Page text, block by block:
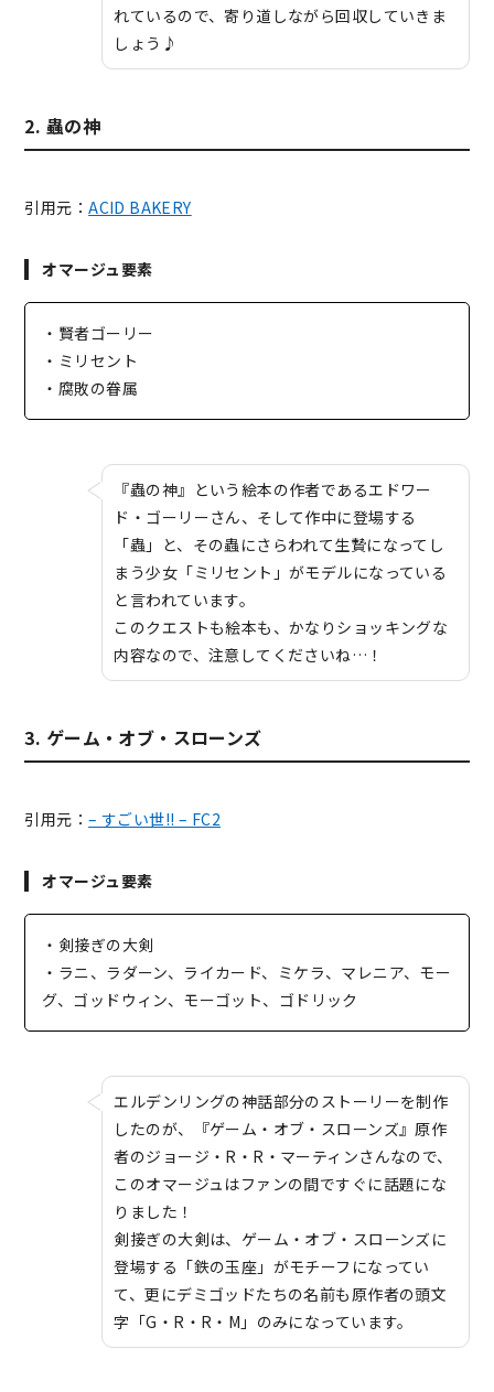
れているので、寄り道しながら回収していきま
しょう♪
2. 蟲の神
引用元：ACID BAKERY
オマージュ要素
・賢者ゴーリー
・ミリセント
・腐敗の眷属
『蟲の神』という絵本の作者であるエドワー
ド・ゴーリーさん、そして作中に登場する
「蟲」と、その蟲にさらわれて生贄になってし
まう少女「ミリセント」がモデルになっている
と言われています。
このクエストも絵本も、かなりショッキングな
内容なので、注意してくださいね…！
3. ゲーム・オブ・スローンズ
引用元：– すごい世!! – FC2
オマージュ要素
・剣接ぎの大剣
・ラニ、ラダーン、ライカード、ミケラ、マレニア、モー
グ、ゴッドウィン、モーゴット、ゴドリック
エルデンリングの神話部分のストーリーを制作
したのが、『ゲーム・オブ・スローンズ』原作
者のジョージ・R・R・マーティンさんなので、
このオマージュはファンの間ですぐに話題にな
りました！
剣接ぎの大剣は、ゲーム・オブ・スローンズに
登場する「鉄の玉座」がモチーフになってい
て、更にデミゴッドたちの名前も原作者の頭文
字「G・R・R・M」のみになっています。